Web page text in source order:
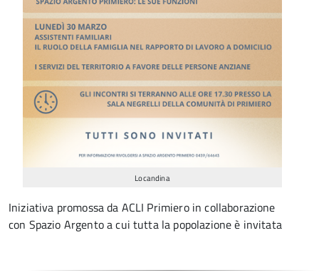
Locandina
Iniziativa promossa da ACLI Primiero in collaborazione
con Spazio Argento a cui tutta la popolazione è invitata